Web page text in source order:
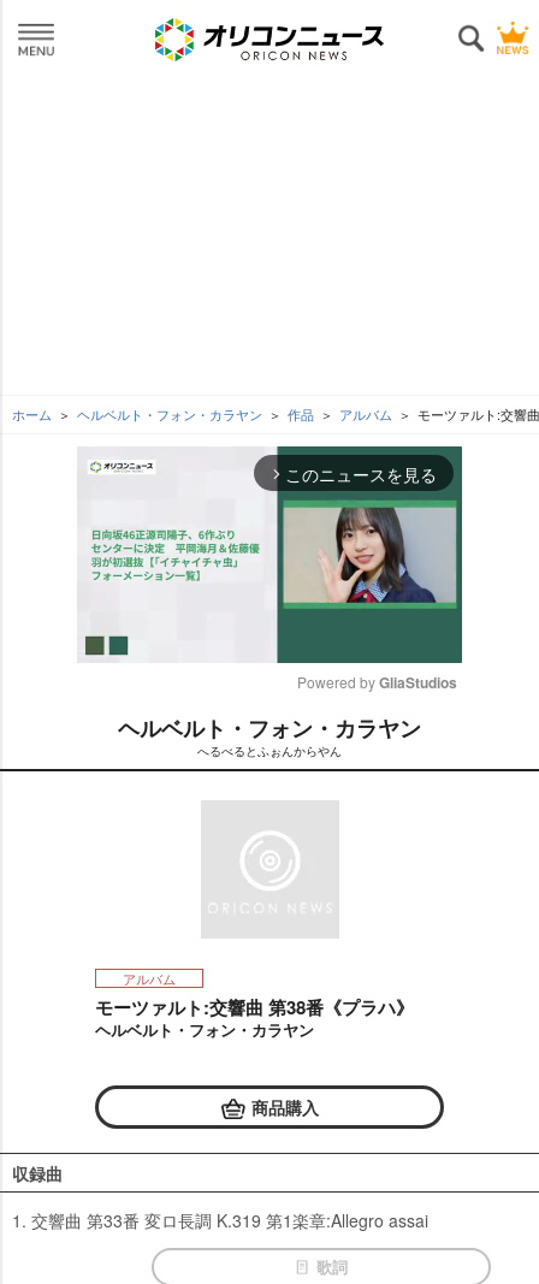
ホーム ヘルベルト・フォン・カラヤン 作品 アルバム モーツァルト:交響
arrow_forward_ios このニュースを見る
M
t
Powered by GliaStudios
ヘルベルト・フォン・カラヤン
へるべるとふぉんからやん
アルバム
モーツァルト:交響曲 第38番《プラハ》
ヘルベルト・フォン・カラヤン
商品購入
収録曲
1. 交響曲 第33番 変ロ長調 K.319 第1楽章:Allegro assai
歌詞